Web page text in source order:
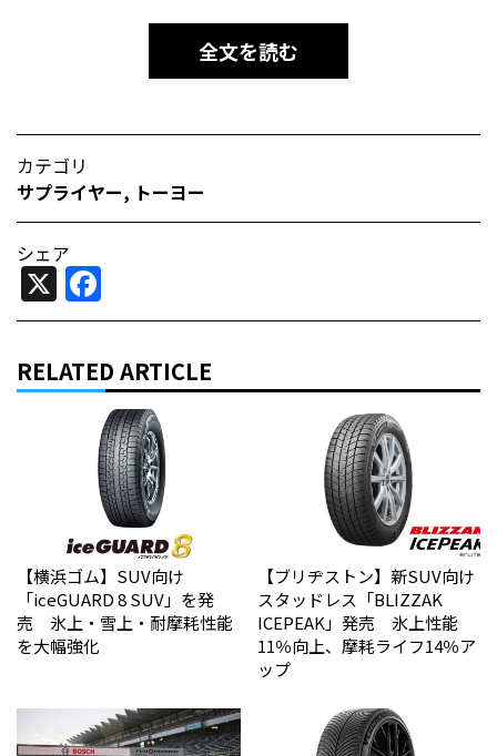
全文を読む
カテゴリ
サプライヤー, トーヨー
シェア
X
RELATED ARTICLE
【横浜ゴム】SUV向け
「iceGUARD 8 SUV」を発
売 氷上・雪上・耐摩耗性能
を大幅強化
【ブリヂストン】新SUV向け
スタッドレス「BLIZZAK
ICEPEAK」発売 氷上性能
11％向上、摩耗ライフ14％ア
ップ